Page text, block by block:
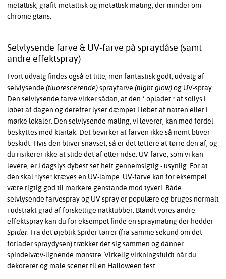
metallisk, grafit-metallisk og metallisk maling, der minder om
chrome glans.
Selvlysende farve & UV-farve på spraydåse (samt
andre effektspray)
I vort udvalg findes også et lille, men fantastisk godt, udvalg af
selvlysende (fluorescerende)sprayfarve (night glow)og UV-spray.
Den selvlysende farve virker sådan, at den * opladet * af sollys i
løbet af dagen og derefter lyser dæmpet i løbet af natten eller i
mørke lokaler. Den selvlysende maling, vi leverer, kan med fordel
beskyttes med klarlak. Det bevirker at farven ikke så nemt bliver
beskidt. Hvis den bliver snavset, så er det lettere at tørre den af, og
du risikerer ikke at slide det af eller ridse. UV-farve, som vi kan
levere, er i dagslys dybest set helt gennemsigtig - usynlig. For at
den skal *lyse* kræves en UV-lampe. UV-farve kan for eksempel
være rigtig god til markere genstande mod tyveri. Både
selvlysende farvespray og UV spray er populære og bruges normalt
i udstrakt grad af forskellige natklubber. Blandt vores andre
effektspray kan du for eksempel finde en spraymaling der hedder
Spider. Fra det øjeblik Spider tørrer (fra samme sekund om det
forlader spraydysen) trækker det sig sammen og danner
spindelvæv-lignende mønstre. Virkelig virkningsfuldt når du
dekorerer og male scener til en Halloween fest.